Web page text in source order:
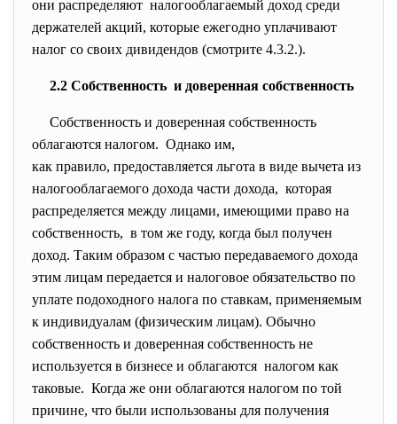
они распределяют налогооблагаемый доход среди
держателей акций, которые ежегодно уплачивают
налог со своих дивидендов (смотрите 4.3.2.).
2.2 Собственность и доверенная собственность
Собственность и доверенная собственность
облагаются налогом. Однако им,
как правило, предоставляется льгота в виде вычета из
налогооблагаемого дохода части дохода, которая
распределяется между лицами, имеющими право на
собственность, в том же году, когда был получен
доход. Таким образом с частью передаваемого дохода
этим лицам передается и налоговое обязательство по
уплате подоходного налога по ставкам, применяемым
к индивидуалам (физическим лицам). Обычно
собственность и доверенная собственность не
используется в бизнесе и облагаются налогом как
таковые. Когда же они облагаются налогом по той
причине, что были использованы для получения